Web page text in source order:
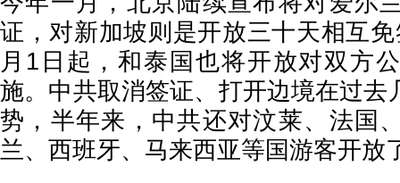
证，对新加坡则是开放三十天相互
月1日起，和泰国也将开放对双方
施。中共取消签证、打开边境在过去
势，半年来，中共还对汶莱、法国
兰、西班牙、马来西亚等国游客开放